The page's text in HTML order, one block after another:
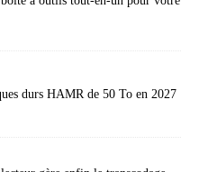
durs HAMR de 50 To en 2027